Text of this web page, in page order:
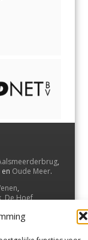
,
en Oude Meer.
,
,De Hoef,
,Waverveen